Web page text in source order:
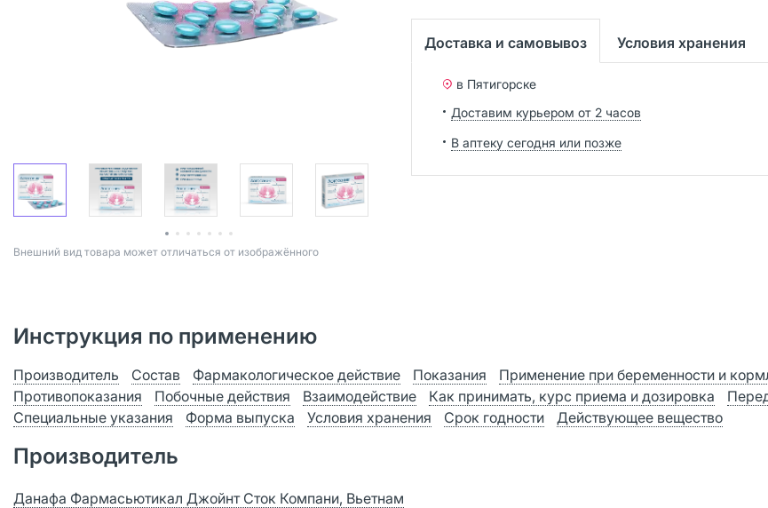
Bнешний вид товара может отличаться от изображённого
Доставка и самовывоз Условия хранения
в Пятигорске
Доставим курьером от 2 часов
В аптеку сегодня или позже
Инструкция по применению
Производитель Состав Фармакологическое действие Показания
Применение при беременности и
Противопоказания
Побочные действия Взаимодействие Как принимать, курс приема и дозировка
Специальные указания
Форма выпуска Условия хранения Срок годности Действующее вещество
Производитель
Данафа Фармасьютикал Джойнт Сток Компани, Вьетнам